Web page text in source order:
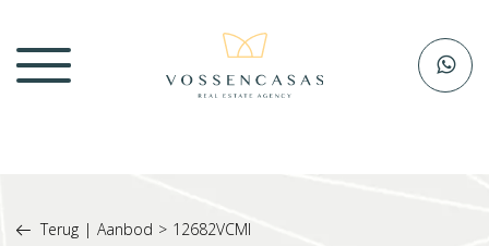
Terug | Aanbod > 12682VCMI